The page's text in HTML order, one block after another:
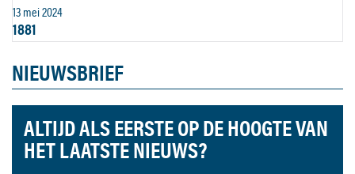
13 mei 2024
1881
NIEUWSBRIEF
ALTIJD ALS EERSTE OP DE HOOGTE VAN
HET LAATSTE NIEUWS?